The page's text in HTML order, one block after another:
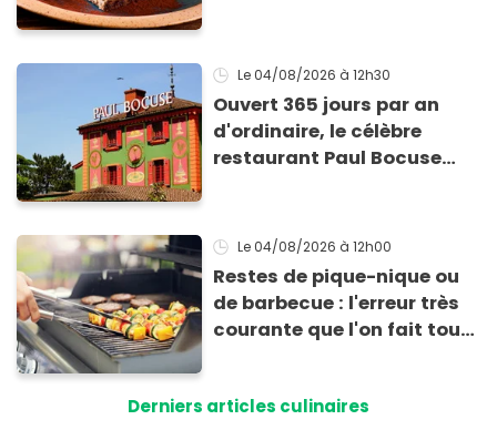
Le 04/08/2026 à 12h30
Ouvert 365 jours par an
d'ordinaire, le célèbre
restaurant Paul Bocuse
Le 04/08/2026 à 12h00
Restes de pique-nique ou
de barbecue : l'erreur très
courante que l'on fait tous
Derniers articles culinaires